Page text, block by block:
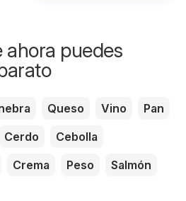
ahora puedes
Queso Vino
Pan
Cerdo
Cebolla
Crema Peso
Salmón